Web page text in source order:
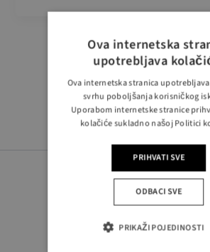
Ova internetska
upotrebljava
Ova internetska stranica
svrhu poboljšanja korisničkog
Uporabom internetske stranice
kolačiće sukladno našoj Politici
PRIHVATI SVE
ODBACI SVE
PRIKAŽI POJEDINOSTI